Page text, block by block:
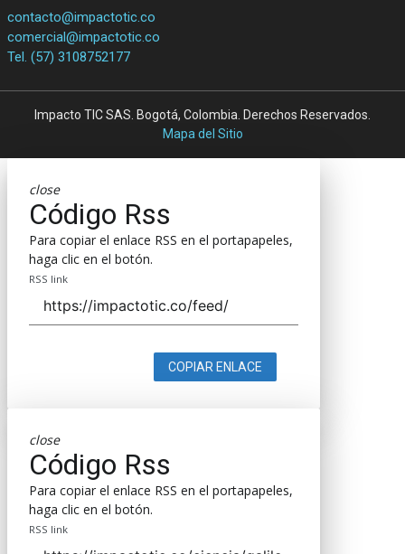
contacto@impactotic.co
comercial@impactotic.co
Tel. (57) 3108752177
Impacto TIC SAS. Bogotá, Colombia. Derechos Reservados.
Mapa del Sitio
close
Código Rss
Para copiar el enlace RSS en el portapapeles,
haga clic en el botón.
RSS link
COPIAR ENLACE
close
Código Rss
Para copiar el enlace RSS en el portapapeles,
haga clic en el botón.
RSS link